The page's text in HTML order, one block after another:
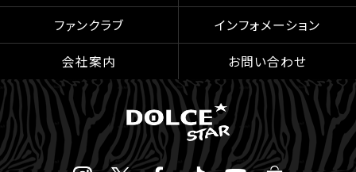
ファンクラブ
インフォメーション
会社案内
お問い合わせ